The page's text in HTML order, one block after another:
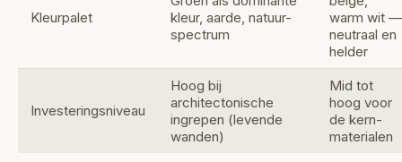
Kleurpalet
kleur, aarde, natuur-
spectrum
warm wit —
neutraal en
helder
Investeringsniveau
Hoog bij
architectonische
ingrepen (levende
wanden)
Mid tot
hoog voor
de kern-
materialen